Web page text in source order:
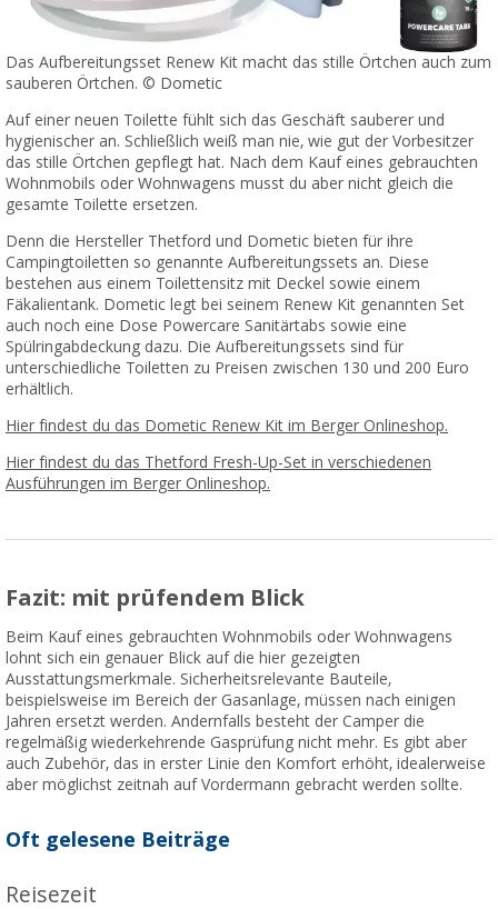
Das Aufbereitungsset Renew Kit macht das stille Örtchen auch zum
sauberen Örtchen. © Dometic
Auf einer neuen Toilette fühlt sich das Geschäft sauberer und
hygienischer an. Schließlich weiß man nie, wie gut der Vorbesitzer
das stille Örtchen gepflegt hat. Nach dem Kauf eines gebrauchten
Wohnmobils oder Wohnwagens musst du aber nicht gleich die
gesamte Toilette ersetzen.
Denn die Hersteller Thetford und Dometic bieten für ihre
Campingtoiletten so genannte Aufbereitungssets an. Diese
bestehen aus einem Toilettensitz mit Deckel sowie einem
Fäkalientank. Dometic legt bei seinem Renew Kit genannten Set
auch noch eine Dose Powercare Sanitärtabs sowie eine
Spülringabdeckung dazu. Die Aufbereitungssets sind für
unterschiedliche Toiletten zu Preisen zwischen 130 und 200 Euro
erhältlich.
Hier findest du das Dometic Renew Kit im Berger Onlineshop.
Hier findest du das Thetford Fresh-Up-Set in verschiedenen
Ausführungen im Berger Onlineshop.
Fazit: mit prüfendem Blick
Beim Kauf eines gebrauchten Wohnmobils oder Wohnwagens
lohnt sich ein genauer Blick auf die hier gezeigten
Ausstattungsmerkmale. Sicherheitsrelevante Bauteile,
beispielsweise im Bereich der Gasanlage, müssen nach einigen
Jahren ersetzt werden. Andernfalls besteht der Camper die
regelmäßig wiederkehrende Gasprüfung nicht mehr. Es gibt aber
auch Zubehör, das in erster Linie den Komfort erhöht, idealerweise
aber möglichst zeitnah auf Vordermann gebracht werden sollte.
Oft gelesene Beiträge
Reisezeit